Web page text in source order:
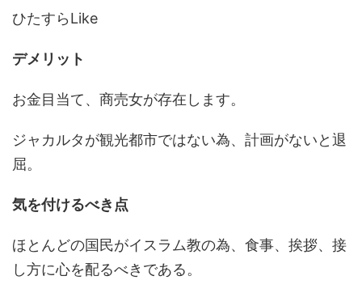
ひたすらLike
デメリット
お金目当て、商売女が存在します。
ジャカルタが観光都市ではない為、計画がないと退
屈。
気を付けるべき点
ほとんどの国民がイスラム教の為、食事、挨拶、接
し方に心を配るべきである。